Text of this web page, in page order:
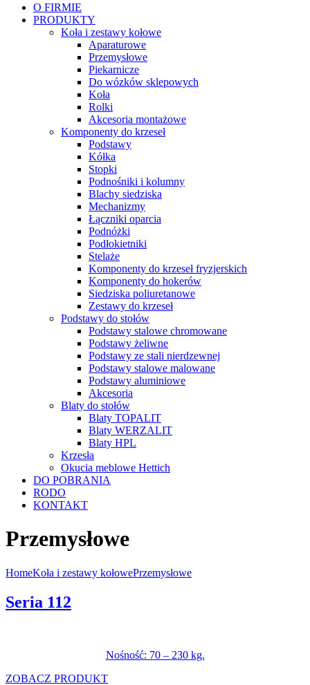
O FIRMIE
PRODUKTY
Koła i zestawy kołowe
Aparaturowe
Przemysłowe
Piekarnicze
Do wózków sklepowych
Koła
Rolki
Akcesoria montażowe
Komponenty do krzeseł
Podstawy
Kółka
Stopki
Podnośniki i kolumny
Blachy siedziska
Mechanizmy
Łączniki oparcia
Podnóżki
Podłokietniki
Stelaże
Komponenty do krzeseł fryzjerskich
Komponenty do hokerów
Siedziska poliuretanowe
Zestawy do krzeseł
Podstawy do stołów
Podstawy stalowe chromowane
Podstawy żeliwne
Podstawy ze stali nierdzewnej
Podstawy stalowe malowane
Podstawy aluminiowe
Akcesoria
Blaty do stołów
Blaty TOPALIT
Blaty WERZALIT
Blaty HPL
Krzesła
Okucia meblowe Hettich
DO POBRANIA
RODO
KONTAKT
Przemysłowe
HomeKoła i zestawy kołowePrzemysłowe
Seria 112
Nośność: 70 – 230 kg.
ZOBACZ PRODUKT